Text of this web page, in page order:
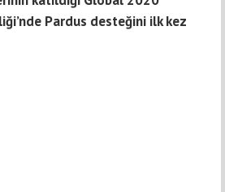
Pardus desteğini ilk kez